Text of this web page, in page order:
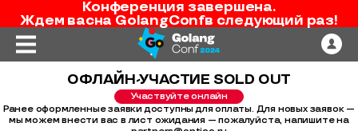
Конференция завершена.
Ждем васна GolangConfв следующий раз!
ОФЛАЙН-УЧАСТИЕ SOLD OUT
Участвуйте онлайн
Ранее оформленные заявки доступны для оплаты. Для новых заявок —
мы можем внести вас в лист ожидания — пожалуйста, напишите на